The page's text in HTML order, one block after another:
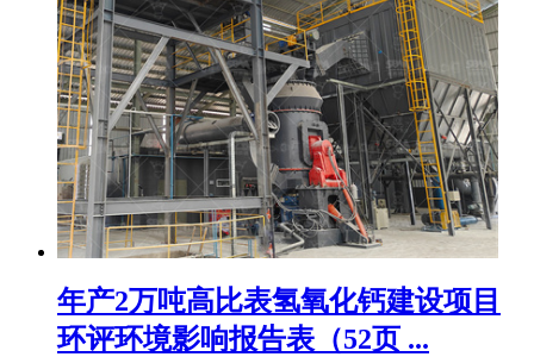
年产2万吨高比表氢氧化钙建设项目
环评环境影响报告表（52页 ...